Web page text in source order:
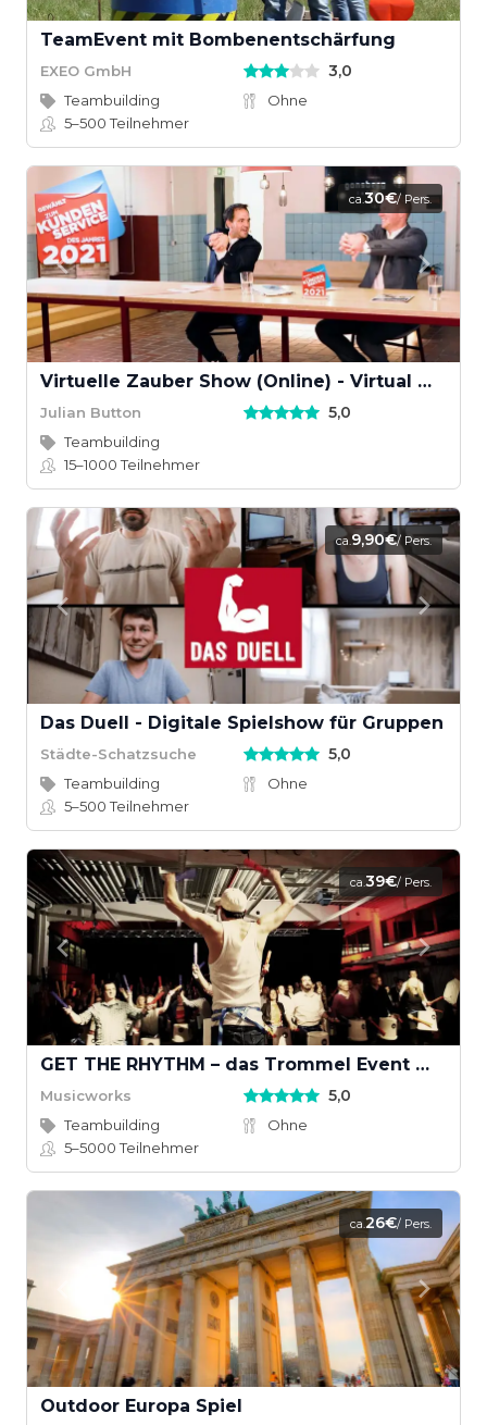
TeamEvent mit Bombenentschärfung
EXEO GmbH 3,0
Teambuilding
Ohne
5–500Teilnehmer
ca.30€/ Pers.
Virtuelle Zauber Show (Online) - Virtual Magic Show
Julian Button 5,0
Teambuilding
15–1000Teilnehmer
ca.9,90€/ Pers.
Das Duell - Digitale Spielshow für Gruppen
Städte-Schatzsuche 5,0
Teambuilding
Ohne
5–500Teilnehmer
ca.39€/ Pers.
GET THE RHYTHM – das Trommel Event mit Groove
Musicworks 5,0
Teambuilding
Ohne
5–5000Teilnehmer
ca.26€/ Pers.
Outdoor Europa Spiel